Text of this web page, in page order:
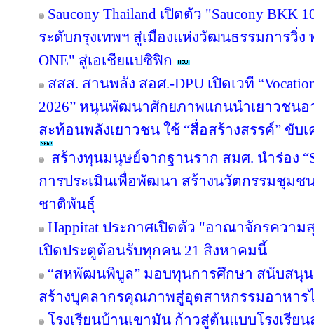
Saucony Thailand เปิดตัว "Saucony
ระดับกรุงเทพฯ สู่เมืองแห่งวัฒนธรรมการวิ่ง
ONE" สู่เอเชียแปซิฟิก
สสส. สานพลัง สอศ.-DPU เปิดเวที
2026” หนุนพัฒนาศักยภาพแกนนำเยาวชน
สะท้อนพลังเยาวชน ใช้ “สื่อสร้างสรรค์” ขับ
สร้างทุนมนุษย์จากฐานราก สมศ. นำร่อง
การประเมินเพื่อพัฒนา สร้างนวัตกรรมชุมช
ชาติพันธุ์
Happitat ประกาศเปิดตัว "อาณาจักรควา
เปิดประตูต้อนรับทุกคน 21 สิงหาคมนี้
“สหพัฒนพิบูล” มอบทุนการศึกษา สนับสนุ
สร้างบุคลากรคุณภาพสู่อุตสาหกรรมอาหาร
โรงเรียนบ้านเขามัน ก้าวสู่ต้นแบบโรงเรีย